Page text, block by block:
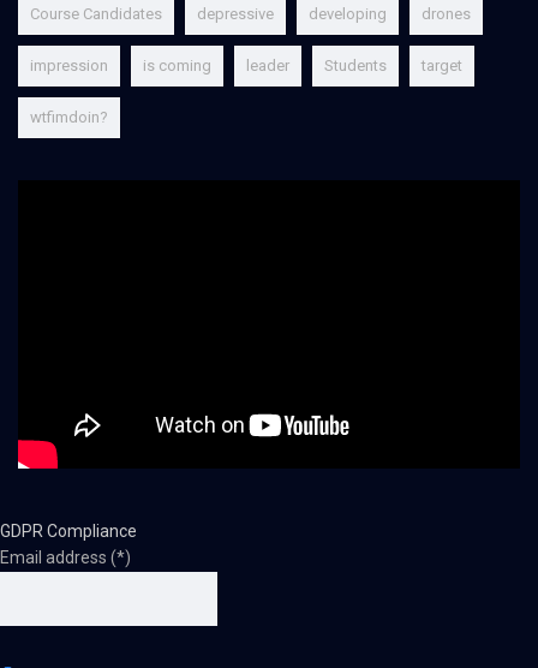
Course Candidates depressive developing drones
impression is coming leader Students target
wtfimdoin?
GDPR Compliance
Email address (*)